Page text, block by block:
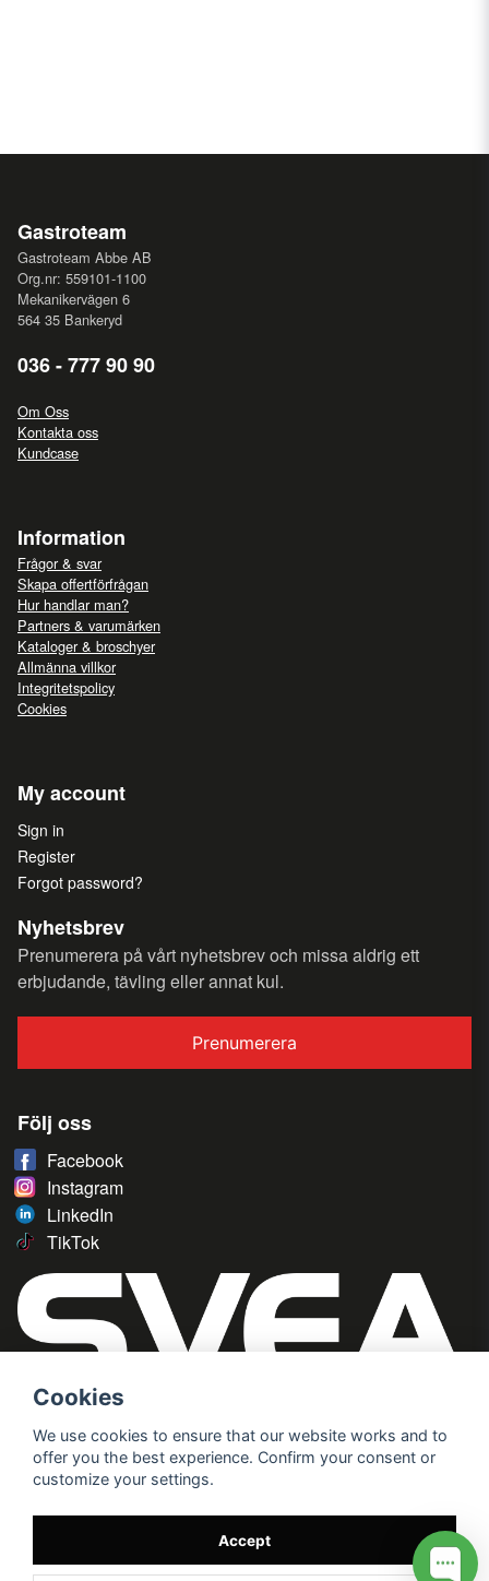
Gastroteam
Gastroteam Abbe AB
Org.nr: 559101-1100
Mekanikervägen 6
564 35 Bankeryd
036 - 777 90 90
Om Oss
Kontakta oss
Kundcase
Information
Frågor & svar
Skapa offertförfrågan
Hur handlar man?
Partners & varumärken
Kataloger & broschyer
Allmänna villkor
Integritetspolicy
Cookies
My account
Sign in
Register
Forgot password?
Nyhetsbrev
Prenumerera på vårt nyhetsbrev och missa aldrig ett
erbjudande, tävling eller annat kul.
Prenumerera
Följ oss
Facebook
Instagram
LinkedIn
TikTok
Cookies
We use cookies to ensure that our website works and to
offer you the best experience. Confirm your consent or
customize your settings.
Accept